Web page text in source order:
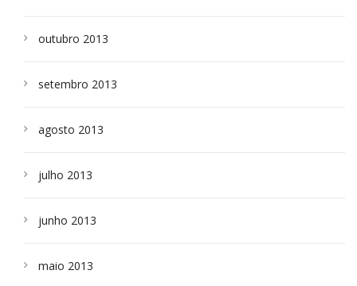
outubro 2013
setembro 2013
agosto 2013
julho 2013
junho 2013
maio 2013